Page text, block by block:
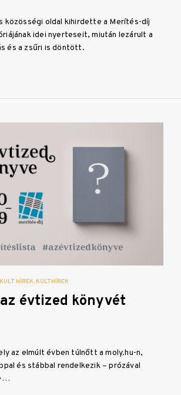
közösségi oldal kihirdette a Merítés-díj
idei nyerteseit, miután lezárult a
és a zsűri is döntött.
HÍREK KULTHÍREK
évtized könyvét
az elmúlt évben túlnőtt a moly.hu-n,
és stábbal rendelkezik – prózával